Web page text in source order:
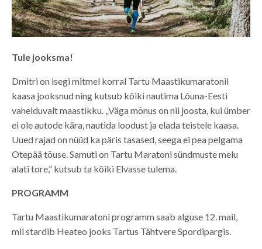
Tule jooksma!
Dmitri on isegi mitmel korral Tartu Maastikumaratonil
kaasa jooksnud ning kutsub kõiki nautima Lõuna-Eesti
vahelduvalt maastikku. „Väga mõnus on nii joosta, kui ümber
ei ole autode kära, nautida loodust ja elada teistele kaasa.
Uued rajad on nüüd ka päris tasased, seega ei pea pelgama
Otepää tõuse. Samuti on Tartu Maratoni sündmuste melu
alati tore,” kutsub ta kõiki Elvasse tulema.
PROGRAMM
Tartu Maastikumaratoni programm saab alguse 12. mail,
mil stardib Heateo jooks Tartus Tähtvere Spordipargis.